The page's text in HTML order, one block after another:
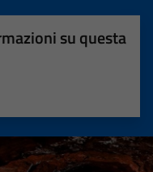
su questa